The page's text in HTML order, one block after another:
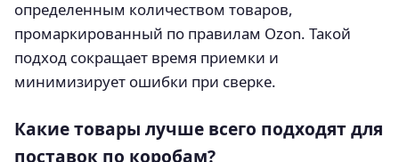
определенным количеством товаров,
промаркированный по правилам Ozon. Такой
подход сокращает время приемки и
минимизирует ошибки при сверке.
Какие товары лучше всего подходят для
поставок по коробам?